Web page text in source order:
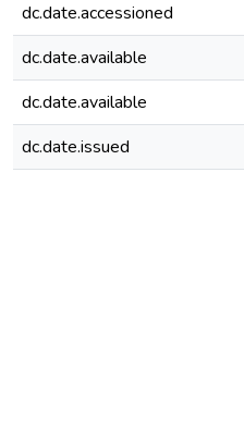
dc.date.accessioned
dc.date.available
dc.date.available
dc.date.issued